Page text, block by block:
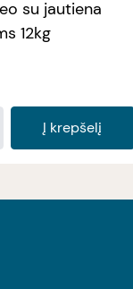
su jautiena
12kg
Į krepšelį